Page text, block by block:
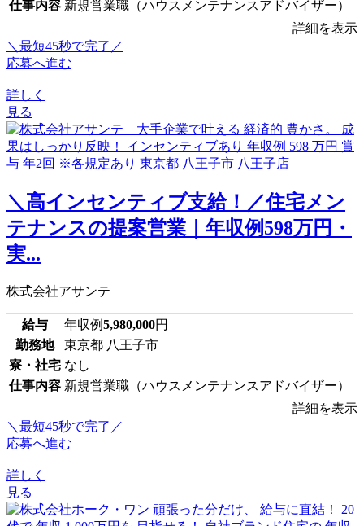
仕事内容 新規営業職（ハウスメンテナンスアドバイザー）
詳細を表示
＼最短45秒で完了／
応募へ進む
詳しく
見る
＼高インセンティブ支給！／住宅メン
テナンスの提案営業｜年収例598万円・
実...
株式会社アサンテ
給与 年収例5,980,000円
勤務地
東京都 八王子市
寮・社宅 なし
仕事内容 新規営業職（ハウスメンテナンスアドバイザー）
詳細を表示
＼最短45秒で完了／
応募へ進む
詳しく
見る